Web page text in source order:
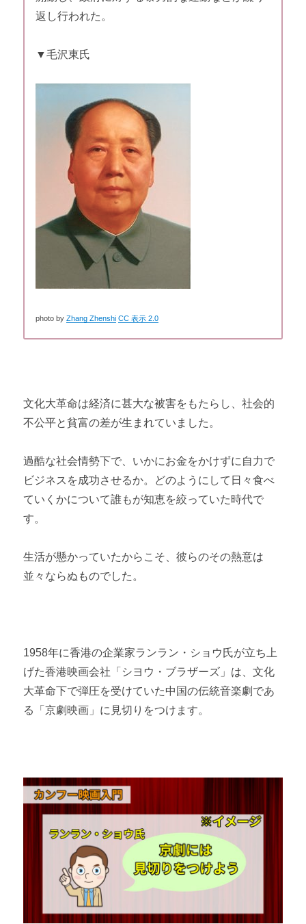
返し行われた。
▼毛沢東氏
photo byZhang Zhenshi CC 表示 2.0
文化大革命は経済に甚大な被害をもたらし、社会的
不公平と貧富の差が生まれていました。
過酷な社会情勢下で、いかにお金をかけずに自力で
ビジネスを成功させるか。どのようにして日々食べ
ていくかについて誰もが知恵を絞っていた時代で
す。
生活が懸かっていたからこそ、彼らのその熱意は
並々ならぬものでした。
1958年に香港の企業家ランラン・ショウ氏が立ち上
げた香港映画会社「シヨウ・ブラザーズ」は、文化
大革命下で弾圧を受けていた中国の伝統音楽劇であ
る「京劇映画」に見切りをつけます。